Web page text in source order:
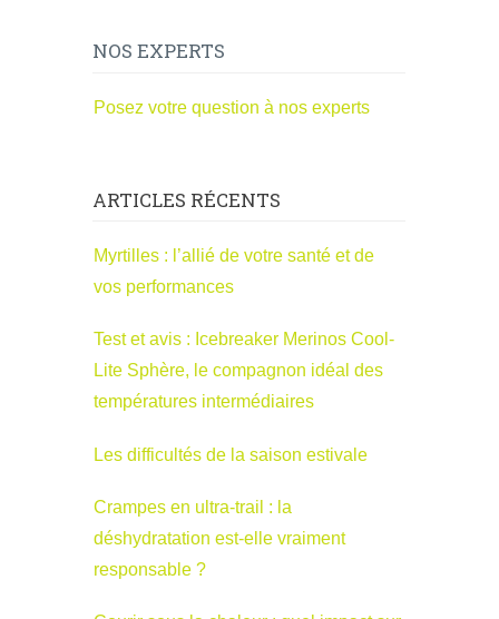
NOS EXPERTS
Posez votre question à nos experts
ARTICLES RÉCENTS
Myrtilles : l’allié de votre santé et de
vos performances
Test et avis : Icebreaker Merinos Cool-
Lite Sphère, le compagnon idéal des
températures intermédiaires
Les difficultés de la saison estivale
Crampes en ultra-trail : la
déshydratation est-elle vraiment
responsable ?